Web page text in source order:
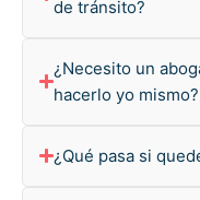
de tránsito?
¿Necesito un
hacerlo yo mismo?
¿Qué pasa si